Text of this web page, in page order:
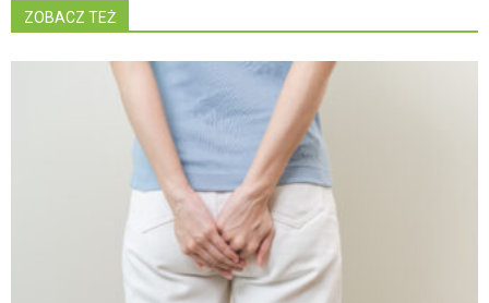
ZOBACZ TEŻ